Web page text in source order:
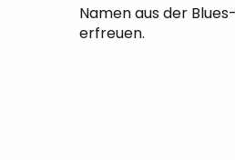
Namen aus der
erfreuen.